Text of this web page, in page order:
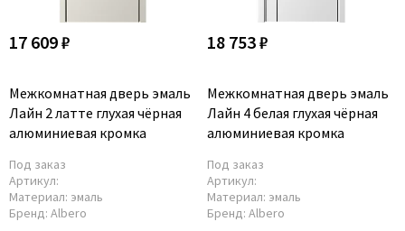
17 609 ₽
Межкомнатная дверь эмаль
Лайн 2 латте глухая чёрная
алюминиевая кромка
Под заказ
Артикул:
Материал: эмаль
Бренд: Albero
18 753 ₽
Межкомнатная дверь эмаль
Лайн 4 белая глухая чёрная
алюминиевая кромка
Под заказ
Артикул:
Материал: эмаль
Бренд: Albero